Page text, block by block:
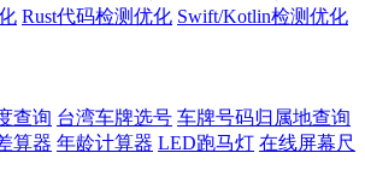
Rust代码检测优化 Swift/Kotlin检测优化
查询 台湾车牌选号 车牌号码归属地查询
算器 年龄计算器 LED跑马灯 在线屏幕尺